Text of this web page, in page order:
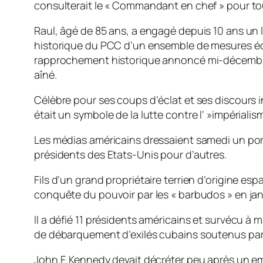
consulterait le « Commandant en chef » pour
Raul, âgé de 85 ans, a engagé depuis 10 ans
historique du PCC d’un ensemble de mesures
rapprochement historique annoncé mi-
aîné.
Célèbre pour ses coups d’éclat et ses
était un symbole de la lutte contre l’
Les médias américains dressaient samedi un
présidents des Etats-Unis pour d’autres.
Fils d’un grand propriétaire terrien d’origine
conquête du pouvoir par les « barbudos » en
Il a défié 11 présidents américains et survécu à
de débarquement d’exilés cubains soutenus
John F. Kennedy devait décréter peu après un